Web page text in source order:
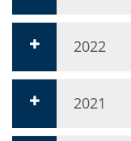
2022
2021